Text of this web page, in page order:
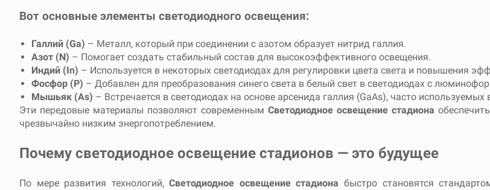
Вот основные элементы светодиодного освещения:
Галлий (Ga) – Металл, который при соединении с азотом образует нитрид галлия.
Азот (N) – Помогает создать стабильный состав для высокоэффективного освещения.
Индий (In) – Используется в некоторых светодиодах для регулировки цвета света и повышения
Фосфор (P) – Добавлен для преобразования синего света в белый свет в светодиодах с
Мышьяк (As) – Встречается в светодиодах на основе арсенида галлия (GaAs), часто
Эти передовые материалы позволяют современным Светодиодное освещение стадиона
чрезвычайно низким энергопотреблением.
Почему светодиодное освещение стадионов — это будущее
По мере развития технологий, Светодиодное освещение стадиона быстро становятся